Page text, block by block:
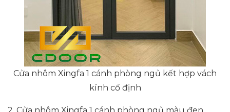
Cửa nhôm Xingfa 1 cánh phòng ngủ kết hợp vách
kính cố định